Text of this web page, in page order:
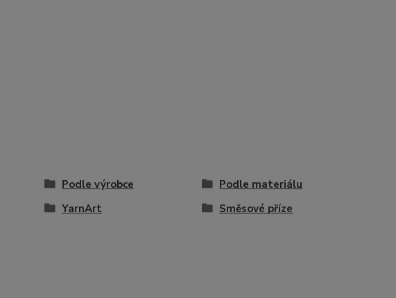
Podle výrobce
Podle materiálu
YarnArt
Směsové příze